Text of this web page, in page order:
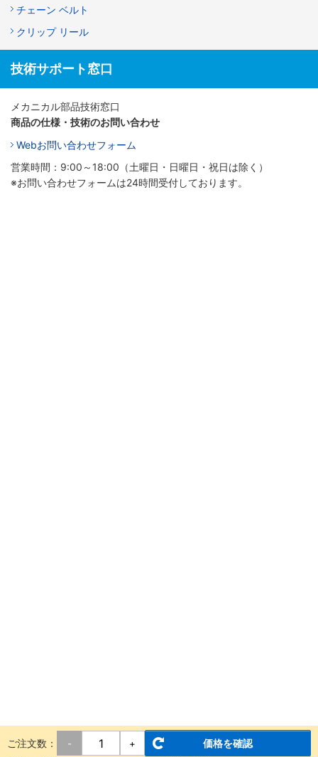
チェーン ベルト
クリップ リール
技術サポート窓口
メカニカル部品技術窓口
商品の仕様・技術のお問い合わせ
Webお問い合わせフォーム
営業時間：9:00～18:00（土曜日・日曜日・祝日は除く）
※お問い合わせフォームは24時間受付しております。
ご注文数： - +
価格を確認